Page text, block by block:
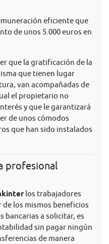
eficiente que
de unos 5.000 euros en
que la gratificación de la
que tienen lugar
van acompañadas de
el propietario no
y que le garantizará
de unos cómodos
que han sido instalados
profesional
los trabajadores
los mismos beneficios
bancarias a solicitar, es
sin pagar ningún
de manera